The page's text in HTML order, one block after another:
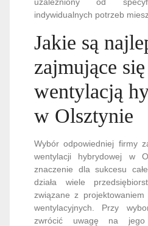
indywidualnych potrzeb
Jakie są
zajmujące się
wentylacją
w Olsztynie
Wybór odpowiedniej firmy
wentylacji hybrydowej w
znaczenie dla sukcesu
działa wiele
związane z
wentylacyjnych. Przy
zwrócić uwagę na jego